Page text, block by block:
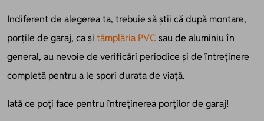
Indiferent de alegerea ta, trebuie să știi că după montare,
porțile de garaj, ca și tâmplăria PVC sau de aluminiu în
general, au nevoie de verificări periodice și de întreținere
completă pentru a le spori durata de viață.
Iată ce poți face pentru întreținerea porțilorde garaj!